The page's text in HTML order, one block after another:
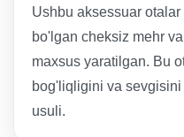
Ushbu aksessuar
bo'lgan cheksiz mehr
maxsus yaratilgan. Bu
bog'liqligini va
usuli.